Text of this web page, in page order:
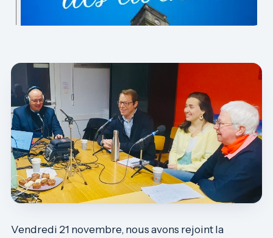
Vendredi 21 novembre, nous avons rejoint la